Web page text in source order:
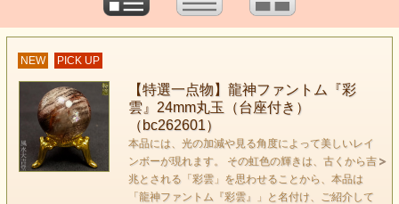
NEW PICK UP
【特選一点物】龍神ファントム『彩
雲』24mm丸玉（台座付き）
（bc262601）
本品には、光の加減や見る角度によって美しいレイ
ンボーが現れます。 その虹色の輝きは、古くから吉
兆とされる「彩雲」を思わせることから、本品は
「龍神ファントム『彩雲』」と名付け、ご紹介して